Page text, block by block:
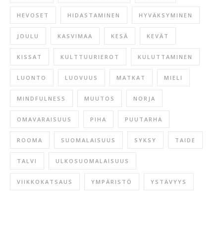
HEVOSET HIDASTAMINEN HYVÄKSYMINEN
JOULU KASVIMAA KESÄ KEVÄT
KISSAT KULTTUURIEROT KULUTTAMINEN
LUONTO LUOVUUS MATKAT MIELI
MINDFULNESS MUUTOS NORJA
OMAVARAISUUS PIHA PUUTARHA
ROOMA SUOMALAISUUS SYKSY TAIDE
TALVI ULKOSUOMALAISUUS
VIIKKOKATSAUS YMPÄRISTÖ YSTÄVYYS